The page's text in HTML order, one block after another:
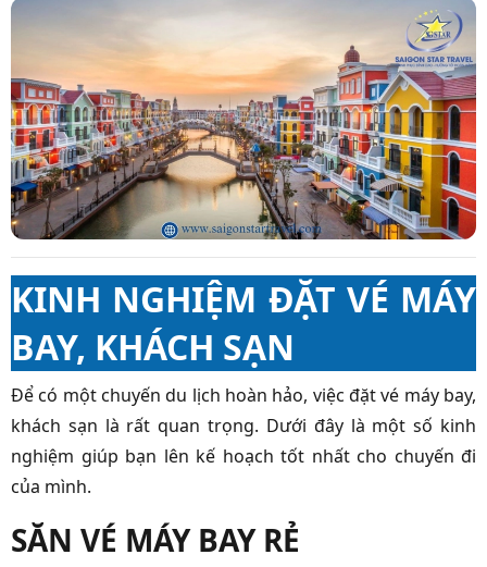
KINH NGHIỆM ĐẶT VÉ MÁY
BAY, KHÁCH SẠN
Để có một chuyến du lịch hoàn hảo, việc đặt vé máy bay,
khách sạn là rất quan trọng. Dưới đây là một số kinh
nghiệm giúp bạn lên kế hoạch tốt nhất cho chuyến đi
của mình.
SĂN VÉ MÁY BAY RẺ